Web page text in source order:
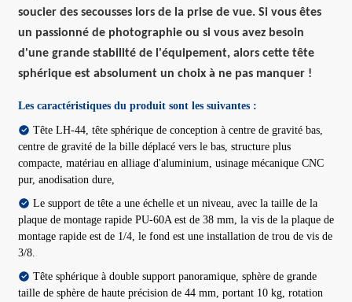
soucier des secousses lors de la prise de vue. Si vous êtes
un passionné de photographie ou si vous avez besoin
d'une grande stabilité de l'équipement, alors cette tête
sphérique est absolument un choix à ne pas manquer !
Les caractéristiques du produit sont les suivantes :
Tête LH-44, tête sphérique de conception à centre de gravité bas,
centre de gravité de la bille déplacé vers le bas, structure plus
compacte, matériau en alliage d'aluminium, usinage mécanique CNC
pur, anodisation dure,
Le support de tête a une échelle et un niveau, avec la taille de la
plaque de montage rapide PU-60A est de 38 mm, la vis de la plaque de
montage rapide est de 1/4, le fond est une installation de trou de vis de
3/8.
Tête sphérique à double support panoramique, sphère de grande
taille de sphère de haute précision de 44 mm, portant 10 kg, rotation